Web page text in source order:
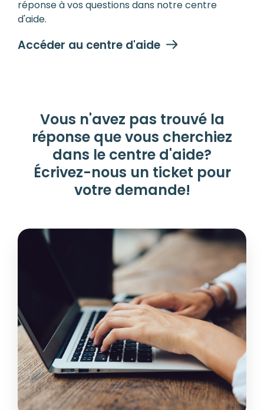
réponse à vos questions dans notre centre
d'aide.
Accéder au centre d'aide
Vous n'avez pas trouvé la
réponse que vous cherchiez
dans le centre d'aide?
Écrivez-nous un ticket pour
votre demande!